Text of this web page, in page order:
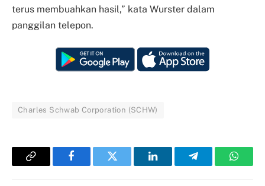
terus membuahkan hasil,” kata Wurster dalam
panggilan telepon.
Charles Schwab Corporation (SCHW)
Copy
FacebookTwitter LinkedInTelegram